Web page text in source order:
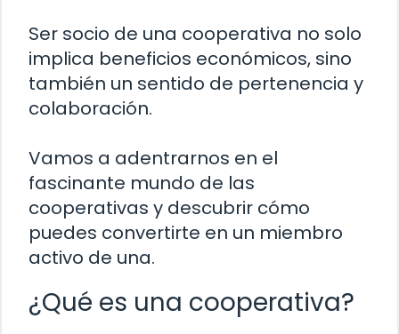
Ser socio de una cooperativa no solo
implica beneficios económicos, sino
también un sentido de pertenencia y
colaboración.
Vamos a adentrarnos en el
fascinante mundo de las
cooperativas y descubrir cómo
puedes convertirte en un miembro
activo de una.
¿Qué es una cooperativa?